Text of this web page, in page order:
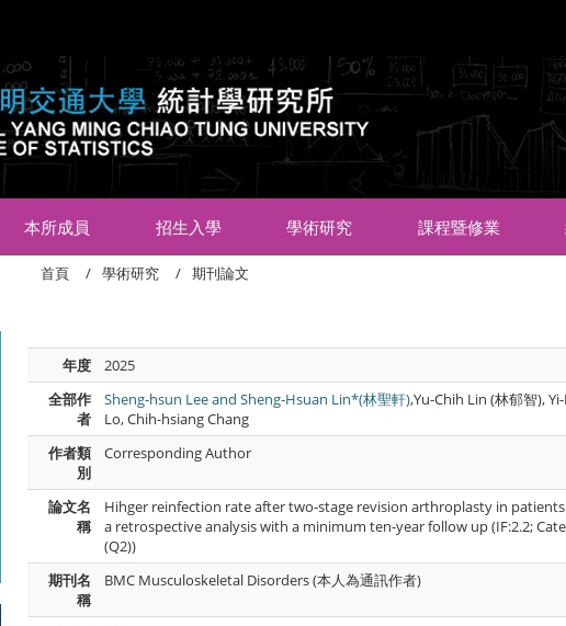
本所成員 招生入學 學術研究 課程暨修業
首頁 學術研究 期刊論文
年度
2025
全部作
者
Sheng-hsun Lee and Sheng-Hsuan Lin*(林聖軒),Yu-Chih Lin (林郁智),
Lo, Chih-hsiang Chang
作者類
別
Corresponding Author
論文名
稱
Hihger reinfection rate after two-stage revision arthroplasty in
a retrospective analysis with a minimum ten-year follow up (IF:2.2;
(Q2))
期刊名
稱
BMC Musculoskeletal Disorders (本人為通訊作者)